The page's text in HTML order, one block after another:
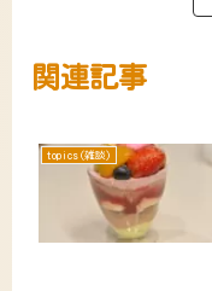
関連記事
topics(雑談)